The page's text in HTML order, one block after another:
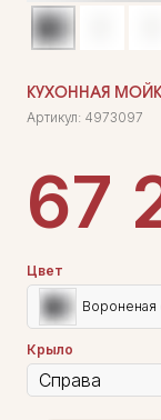
КУХОННАЯ
Артикул: 4973097
67
Цвет
Вороненая
Крыло